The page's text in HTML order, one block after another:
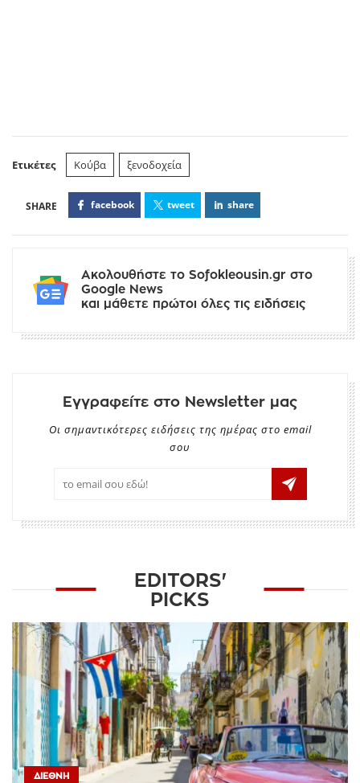
Ετικέτες Κούβα ξενοδοχεία
facebook tweet share
Ακολουθήστε το Sofokleousin.gr στο
Google News
και μάθετε πρώτοι όλες τις ειδήσεις
Εγγραφείτε στο Newsletter μας
Οι σημαντικότερες ειδήσεις της ημέρας στο email
σου
EDITORS'
PICKS
ΔΙΕΘΝΉ